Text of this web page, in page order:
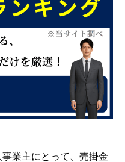
業主にとって、売掛金